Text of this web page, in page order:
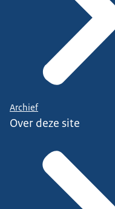
Archief
Over deze site